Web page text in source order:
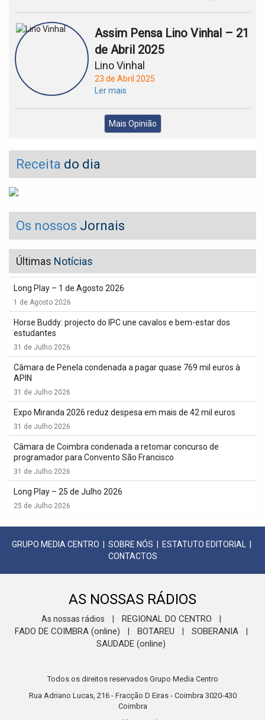
Assim Pensa Lino Vinhal – 21
de Abril 2025
Lino Vinhal
23 de Abril 2025
Ler mais
Mais Opinião
Receita do dia
Os nossos Jornais
Últimas Notícias
Long Play – 1 de Agosto 2026
1 de Agosto 2026
Horse Buddy: projecto do IPC une cavalos e bem-estar dos
estudantes
31 de Julho 2026
Câmara de Penela condenada a pagar quase 769 mil euros à
APIN
31 de Julho 2026
Expo Miranda 2026 reduz despesa em mais de 42 mil euros
31 de Julho 2026
Câmara de Coimbra condenada a retomar concurso de
programador para Convento São Francisco
31 de Julho 2026
Long Play – 25 de Julho 2026
25 de Julho 2026
GRUPO MEDIA CENTRO SOBRE NÓS ESTATUTO EDITORIAL
CONTACTOS
AS NOSSAS RÁDIOS
As nossas rádios REGIONAL DO CENTRO
FADO DE COIMBRA (online) BOTAREU SOBERANIA
SAUDADE (online)
Todos os direitos reservados Grupo Media Centro
Rua Adriano Lucas, 216 - Fracção D Eiras - Coimbra 3020-430
Coimbra